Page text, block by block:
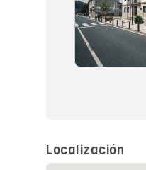
Localización